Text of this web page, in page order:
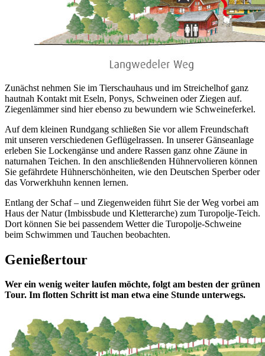
Zunächst nehmen Sie im Tierschauhaus und im Streichelhof ganz
hautnah Kontakt mit Eseln, Ponys, Schweinen oder Ziegen auf.
Ziegenlämmer sind hier ebenso zu bewundern wie Schweineferkel.
Auf dem kleinen Rundgang schließen Sie vor allem Freundschaft
mit unseren verschiedenen Geflügelrassen. In unserer Gänseanlage
erleben Sie Lockengänse und andere Rassen ganz ohne Zäune in
naturnahen Teichen. In den anschließenden Hühnervolieren können
Sie gefährdete Hühnerschönheiten, wie den Deutschen Sperber oder
das Vorwerkhuhn kennen lernen.
Entlang der Schaf – und Ziegenweiden führt Sie der Weg vorbei am
Haus der Natur (Imbissbude und Kletterarche) zum Turopolje-Teich.
Dort können Sie bei passendem Wetter die Turopolje-Schweine
beim Schwimmen und Tauchen beobachten.
Genießertour
Wer ein wenig weiter laufen möchte, folgt am besten der grünen
Tour. Im flotten Schritt ist man etwa eine Stunde unterwegs.